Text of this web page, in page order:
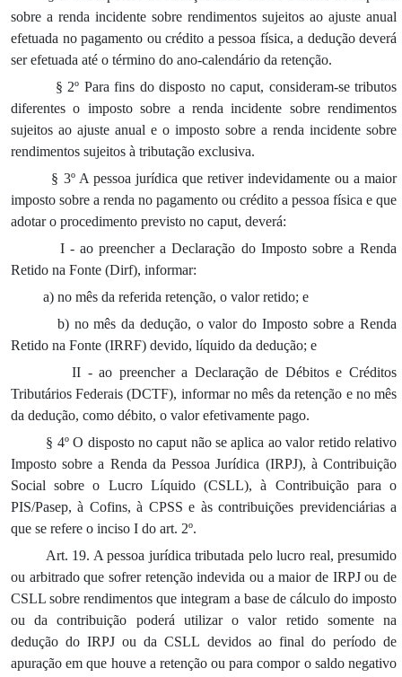
sobre a renda incidente sobre rendimentos sujeitos ao ajuste anual
efetuada no pagamento ou crédito a pessoa física, a dedução deverá
ser efetuada até o término do ano-calendário da retenção.
§ 2º Para fins do disposto no caput, consideram-se tributos
diferentes o imposto sobre a renda incidente sobre rendimentos
sujeitos ao ajuste anual e o imposto sobre a renda incidente sobre
rendimentos sujeitos à tributação exclusiva.
§ 3º A pessoa jurídica que retiver indevidamente ou a maior
imposto sobre a renda no pagamento ou crédito a pessoa física e que
adotar o procedimento previsto no caput, deverá:
I - ao preencher a Declaração do Imposto sobre a Renda
Retido na Fonte (Dirf), informar:
a) no mês da referida retenção, o valor retido; e
b) no mês da dedução, o valor do Imposto sobre a Renda
Retido na Fonte (IRRF) devido, líquido da dedução; e
II - ao preencher a Declaração de Débitos e Créditos
Tributários Federais (DCTF), informar no mês da retenção e no mês
da dedução, como débito, o valor efetivamente pago.
§ 4º O disposto no caput não se aplica ao valor retido relativo
Imposto sobre a Renda da Pessoa Jurídica (IRPJ), à Contribuição
Social sobre o Lucro Líquido (CSLL), à Contribuição para o
PIS/Pasep, à Cofins, à CPSS e às contribuições previdenciárias a
que se refere o inciso I do art. 2º.
Art. 19. A pessoa jurídica tributada pelo lucro real, presumido
ou arbitrado que sofrer retenção indevida ou a maior de IRPJ ou de
CSLL sobre rendimentos que integram a base de cálculo do imposto
ou da contribuição poderá utilizar o valor retido somente na
dedução do IRPJ ou da CSLL devidos ao final do período de
apuração em que houve a retenção ou para compor o saldo negativo